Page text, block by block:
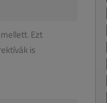
Ezt
is